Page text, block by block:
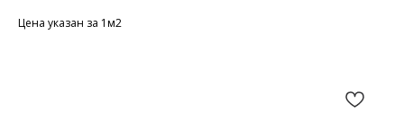
Цена указан за 1м2